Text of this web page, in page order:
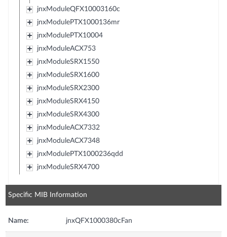
jnxModuleQFX10003160c
jnxModulePTX1000136mr
jnxModulePTX10004
jnxModuleACX753
jnxModuleSRX1550
jnxModuleSRX1600
jnxModuleSRX2300
jnxModuleSRX4150
jnxModuleSRX4300
jnxModuleACX7332
jnxModuleACX7348
jnxModulePTX1000236qdd
jnxModuleSRX4700
Specific MIB Information
Name: jnxQFX1000380cFan